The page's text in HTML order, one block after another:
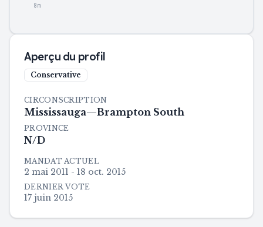
8m
Aperçu du profil
Conservative
CIRCONSCRIPTION
Mississauga—Brampton South
PROVINCE
N/D
MANDAT ACTUEL
2 mai 2011 - 18 oct. 2015
DERNIER VOTE
17 juin 2015